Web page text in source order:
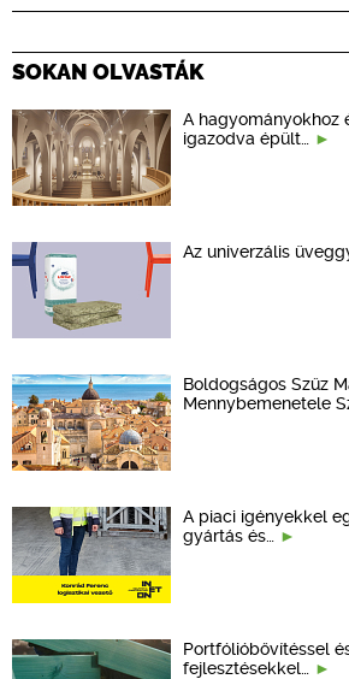
SOKAN OLVASTÁK
A hagyományokhoz
igazodva épült…
Az univerzális
Boldogságos Szűz
Mennybemenetele
A piaci igényekkel
gyártás és…
Portfólióbővítéssel
fejlesztésekkel…